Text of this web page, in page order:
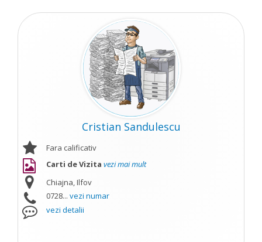
Cristian Sandulescu
Fara calificativ
Carti de Vizita vezi mai mult
Chiajna, Ilfov
0728... vezi numar
vezi detalii